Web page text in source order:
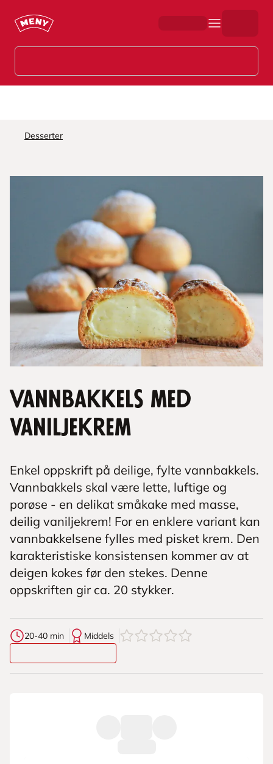
Desserter
Vannbakkels med
vaniljekrem
Enkel oppskrift på deilige, fylte vannbakkels.
Vannbakkels skal være lette, luftige og
porøse - en delikat småkake med masse,
deilig vaniljekrem! For en enklere variant kan
vannbakkelsene fylles med pisket krem. Den
karakteristiske konsistensen kommer av at
deigen kokes før den stekes. Denne
oppskriften gir ca. 20 stykker.
20-40 min Middels 0av5stjerner